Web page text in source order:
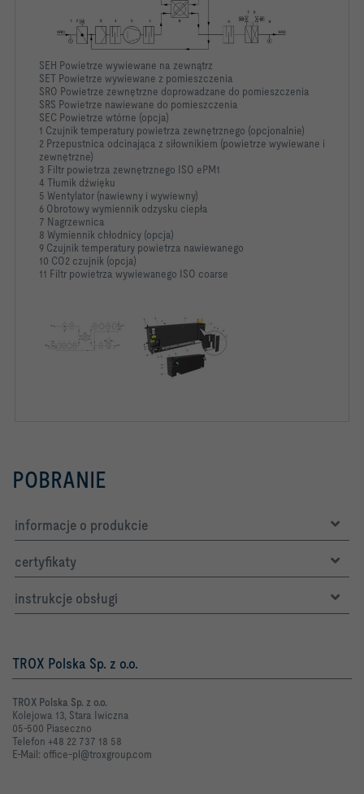
SEH Powietrze wywiewane na zewnątrz
SET Powietrze wywiewane z pomieszczenia
SRO Powietrze zewnętrzne doprowadzane do pomieszczenia
SRS Powietrze nawiewane do pomieszczenia
SEC Powietrze wtórne (opcja)
1 Czujnik temperatury powietrza zewnętrznego (opcjonalnie)
2 Przepustnica odcinająca z siłownikiem (powietrze wywiewane i
zewnętrzne)
3 Filtr powietrza zewnętrznego ISO ePM1
4 Tłumik dźwięku
5 Wentylator (nawiewny i wywiewny)
6 Obrotowy wymiennik odzysku ciepła
7 Nagrzewnica
8 Wymiennik chłodnicy (opcja)
9 Czujnik temperatury powietrza nawiewanego
10 CO2 czujnik (opcja)
11 Filtr powietrza wywiewanego ISO coarse
POBRANIE
informacje o produkcie
certyfikaty
instrukcje obsługi
TROX Polska Sp. z o.o.
TROX Polska Sp. z o.o.
Kolejowa 13, Stara Iwiczna
05-500 Piaseczno
Telefon +48 22 737 18 58
E-Mail: office-pl@troxgroup.com